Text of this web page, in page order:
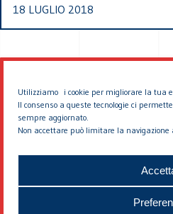
Utilizziamo i cookie per migliorare la tua
Il consenso a queste tecnologie ci
sempre aggiornato.
Non accettare può limitare la navigazione
18 LUGLIO 2018
© 2026